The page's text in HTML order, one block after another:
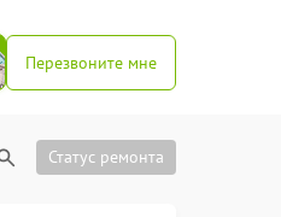
Перезвоните мне
Статус ремонта